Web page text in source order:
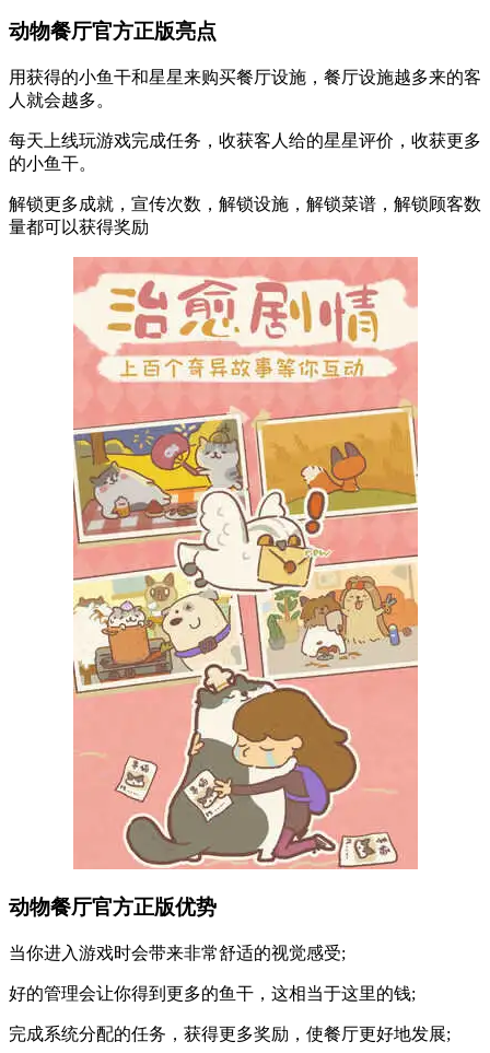
动物餐厅官方正版亮点
用获得的小鱼干和星星来购买餐厅设施，餐厅设施越多来的客
人就会越多。
每天上线玩游戏完成任务，收获客人给的星星评价，收获更多
的小鱼干。
解锁更多成就，宣传次数，解锁设施，解锁菜谱，解锁顾客数
量都可以获得奖励
动物餐厅官方正版优势
当你进入游戏时会带来非常舒适的视觉感受;
好的管理会让你得到更多的鱼干，这相当于这里的钱;
完成系统分配的任务，获得更多奖励，使餐厅更好地发展;